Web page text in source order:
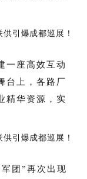
一座高效互动
台上，各路厂
精华资源，实
团”再次出现